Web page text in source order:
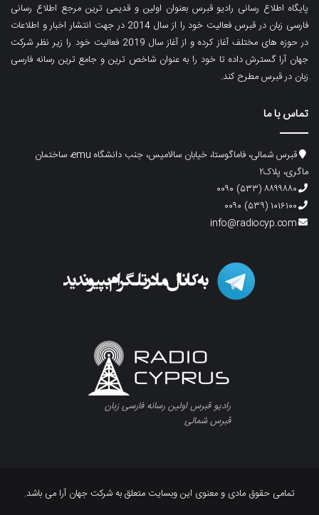
پایگاه اطلاع رسانی رادیو قبرس بعنوان اولین و قدیمی ترین مرجع اطلاع رسانی
فارسی زبان در قبرس فعالیت خود را از سال 2014 در جهت انتشار اخبار و اطلاعات
در حوزه های مختلف آغاز کرده و از آغاز سال 2019 فعالیت خود را زیر نظر شرکت
جهان آرا گسترش داده تا خود را به عنوان شاخص ترین و جامع ترین رسانه فارسی
زبان در قبرس مطرح کند.
تماس با ما
قبرس شمالی، فاماگوستا، خیابان سالامیس، جنب دانشگاه emu، ساختمان
ماگری، پلاک۲
۸۸۹۹۸۸۰ (۵۳۳) ۰۰۹۰
۱۰۱۶۱۰۰ (۵۳۹) ۰۰۹۰
info@radiocyp.com
رادیو قبرس اولین رسانه فارسی زبان
قبرس شمالی
تمامی حقوق مادی و معنوی این وبسایت متعلق به شرکت جهان آرا می باشد.